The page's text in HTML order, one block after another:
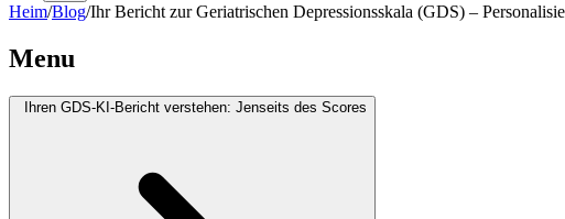
Heim/Blog/Ihr Bericht zur Geriatrischen Depressionsskala (GDS) –
Menu
Ihren GDS-KI-Bericht verstehen: Jenseits des Scores